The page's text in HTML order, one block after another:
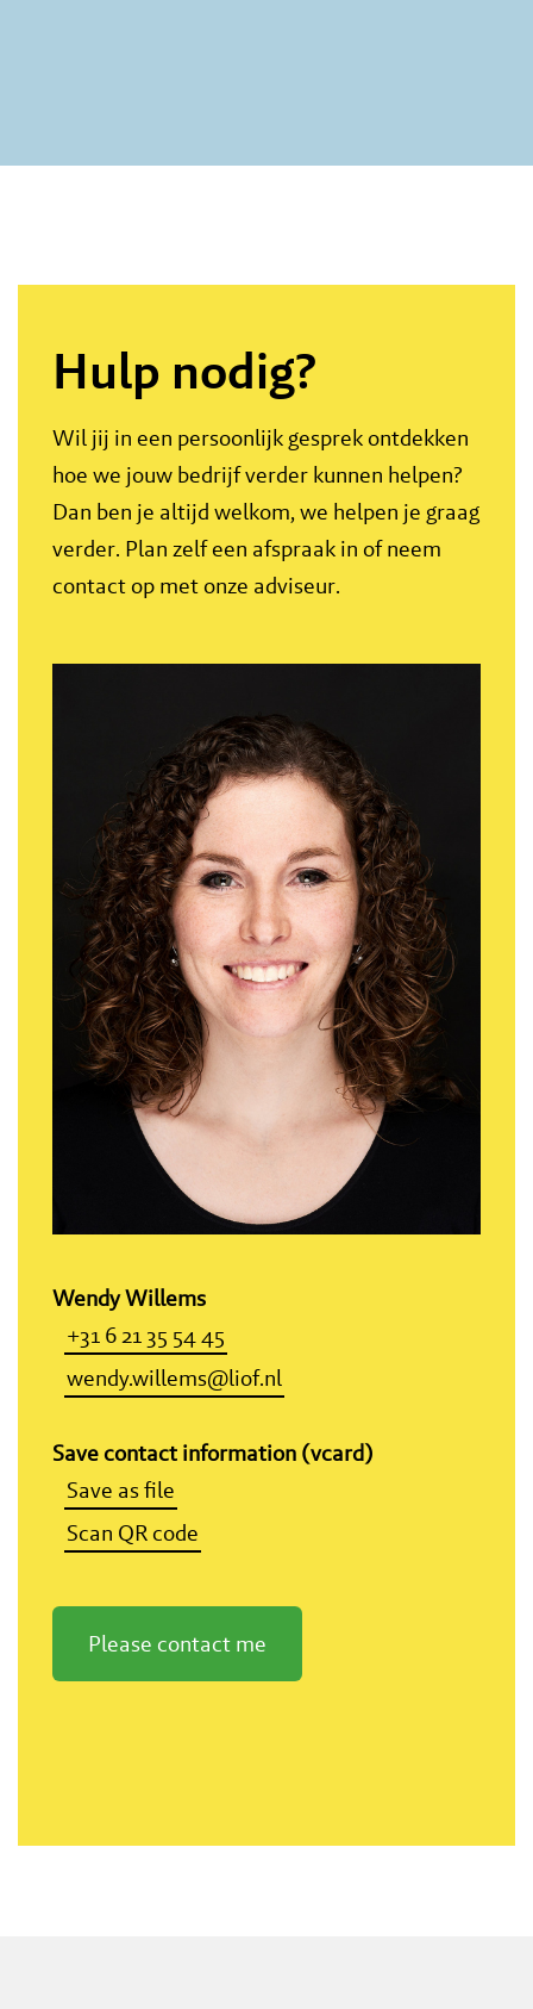
Hulp nodig?
Wil jij in een persoonlijk gesprek ontdekken
hoe we jouw bedrijf verder kunnen helpen?
Dan ben je altijd welkom, we helpen je graag
verder. Plan zelf een afspraak in of neem
contact op met onze adviseur.
Wendy Willems
+31 6 21 35 54 45
wendy.willems@liof.nl
Save contact information (vcard)
Save as file
Scan QR code
Please contact me